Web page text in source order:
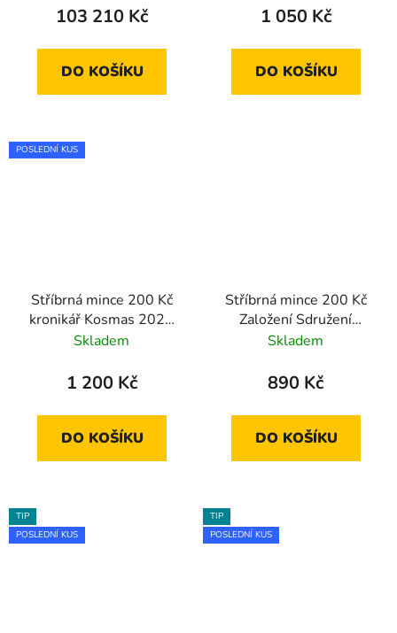
103 210 Kč
DO KOŠÍKU
1 050 Kč
DO KOŠÍKU
POSLEDNÍ KUS
Stříbrná mince 200 Kč
kronikář Kosmas 2025
standard
Skladem
1 200 Kč
DO KOŠÍKU
Stříbrná mince 200 Kč
Založení Sdružení
českých umělců grafiků
Skladem
890 Kč
DO KOŠÍKU
TIP
POSLEDNÍ KUS
TIP
POSLEDNÍ KUS